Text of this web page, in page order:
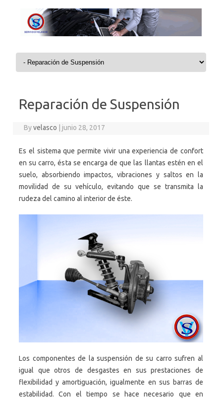
Skip to content
Reparación de Suspensión
Byvelasco junio 28, 2017
Es el sistema que permite vivir una experiencia de confort
en su carro, ésta se encarga de que las llantas estén en el
suelo, absorbiendo impactos, vibraciones y saltos en la
movilidad de su vehículo, evitando que se transmita la
rudeza del camino al interior de éste.
Los componentes de la suspensión de su carro sufren al
igual que otros de desgastes en sus prestaciones de
flexibilidad y amortiguación, igualmente en sus barras de
estabilidad. Con el tiempo se hace necesario que en